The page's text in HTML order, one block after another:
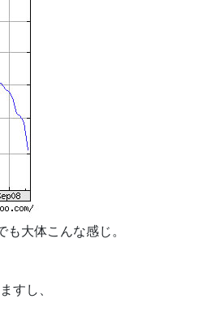
大体こんな感じ。
すし、